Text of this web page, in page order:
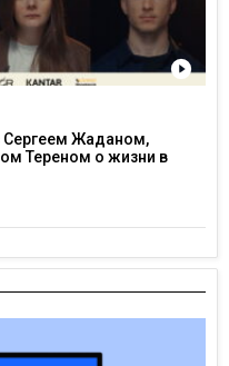
Жаданом,
Тереном о жизни в